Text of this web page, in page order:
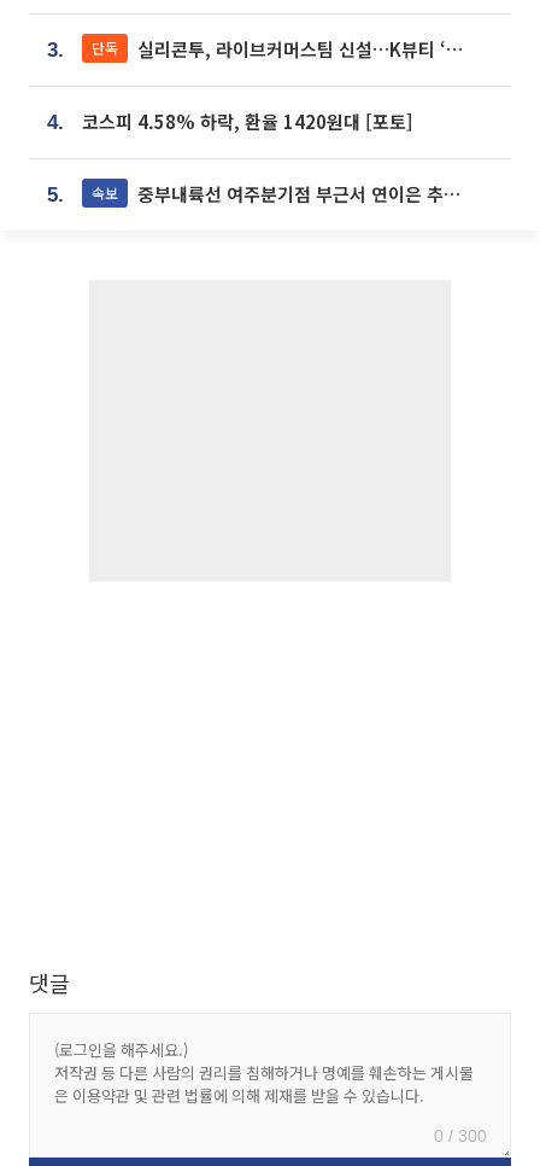
3. 단독 실리콘투, 라이브커머스팀 신설…K뷰티 ‘글로벌 판매망’ 확대[K뷰티 라방戰]
4. 코스피 4.58% 하락, 환율 1420원대 [포토]
5. 속보 중부내륙선 여주분기점 부근서 연이은 추돌사고 발생
댓글
0 / 300